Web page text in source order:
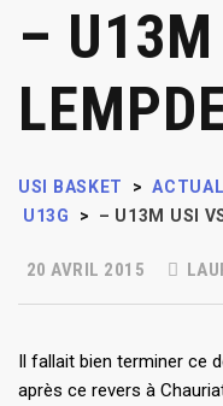
–
USI BASKET >
U13G
> – U13M USI
20 AVRIL 2015
Il fallait bien terminer ce
après ce revers à